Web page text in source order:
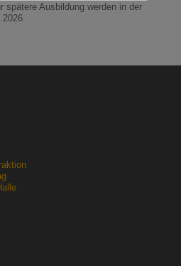
spätere Ausbildung werden in der